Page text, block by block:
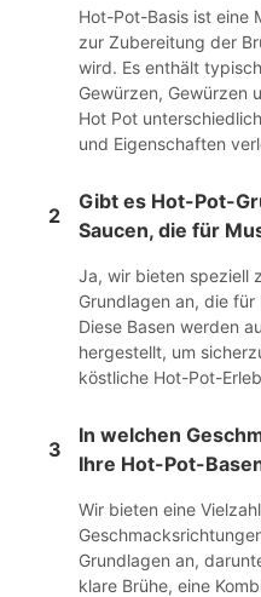
Hot-Pot-Basis ist eine
zur Zubereitung der
wird. Es enthält
Gewürzen, Gewürzen
Hot Pot
und Eigenschaften
2
Gibt es Hot-Pot-
Saucen, die für
Ja, wir bieten speziell
Grundlagen an, die
Diese Basen werden
hergestellt, um
köstliche Hot-Pot-
3
In welchen
Ihre Hot-Pot-
Wir bieten eine
Grundlagen an,
klare Brühe, eine